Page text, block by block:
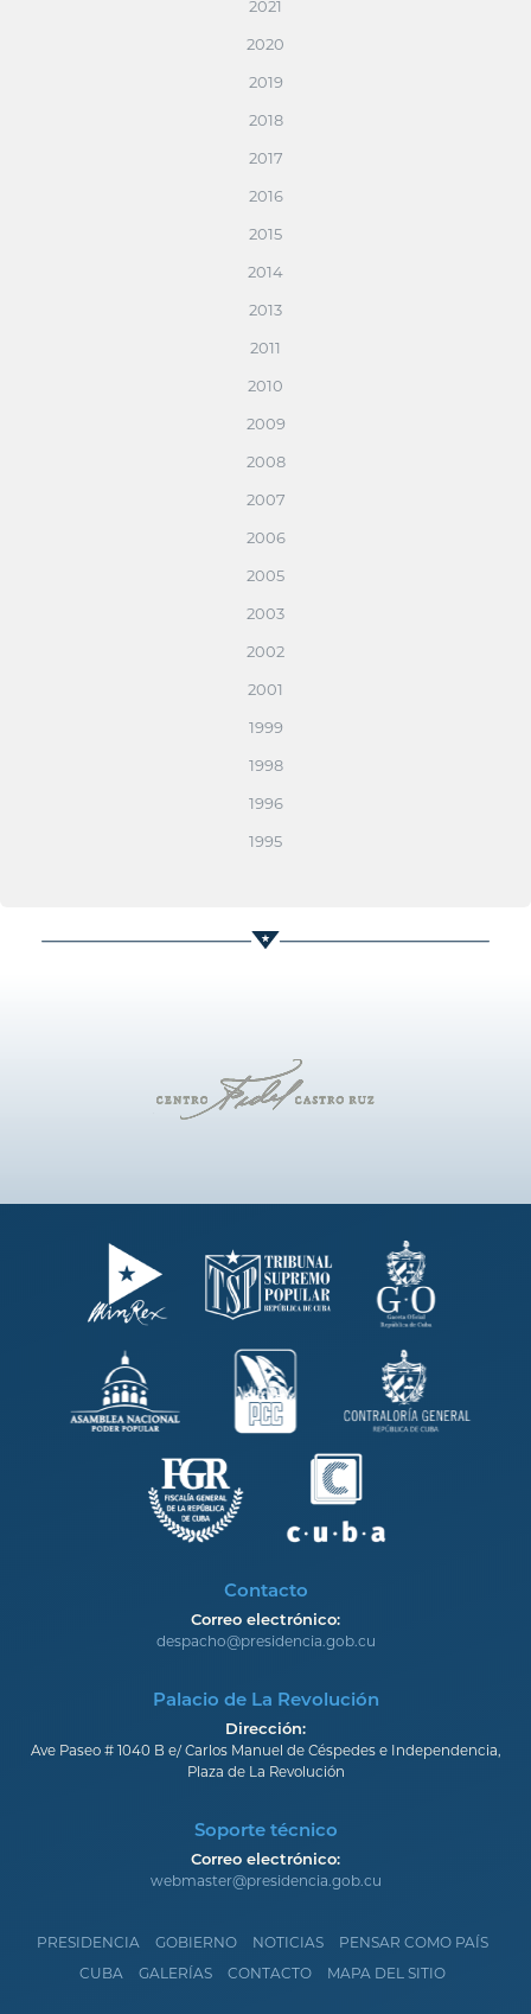
2021
2020
2019
2018
2017
2016
2015
2014
2013
2011
2010
2009
2008
2007
2006
2005
2003
2002
2001
1999
1998
1996
1995
Contacto
Correo electrónico:
despacho@presidencia.gob.cu
Palacio de La Revolución
Dirección:
Ave Paseo # 1040 B e/ Carlos Manuel de Céspedes e Independencia,
Plaza de La Revolución
Soporte técnico
Correo electrónico:
webmaster@presidencia.gob.cu
PRESIDENCIA GOBIERNO NOTICIAS
PENSAR COMO PAÍS
CUBA
GALERÍAS CONTACTO MAPA DEL SITIO